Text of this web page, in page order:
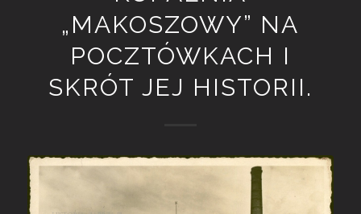
„MAKOSZOWY” NA
POCZTÓWKACH I
SKRÓT JEJ HISTORII.